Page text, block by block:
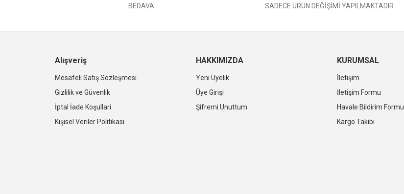
BEDAVA
SADECE ÜRÜN DEĞİŞİMİ YAPILMAKTADIR
Alışveriş
Mesafeli Satış Sözleşmesi
Gizlilik ve Güvenlik
İptal İade Koşullari
Kişisel Veriler Politikası
HAKKIMIZDA
Yeni Üyelik
Üye Girişi
Şifremi Unuttum
KURUMSAL
İletişim
İletişim Formu
Havale Bildirim Formu
Kargo Takibi